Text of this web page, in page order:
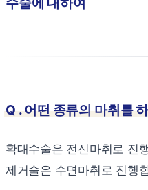
수술에 대하여
Q . 어떤 종류의 마취를
확대수술은 전신마취로 진
제거술은 수면마취로 진행